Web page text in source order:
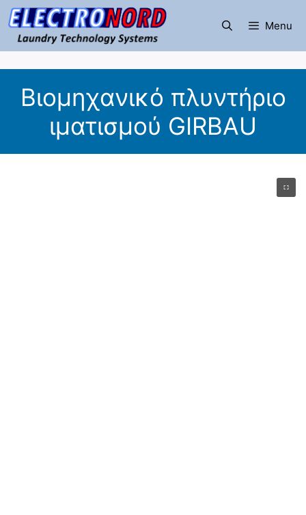
Μετάβαση
σε
περιεχόμενο
Menu
Βιομηχανικό πλυντήριο
ιματισμού GIRBAU